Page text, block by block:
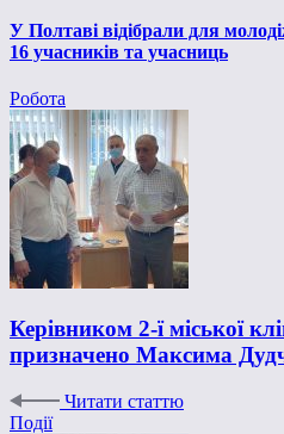
У Полтаві відібрали для
16 учасників та учасниць
Робота
Керівником 2-ї міської
призначено Максима
Читати статтю
Події